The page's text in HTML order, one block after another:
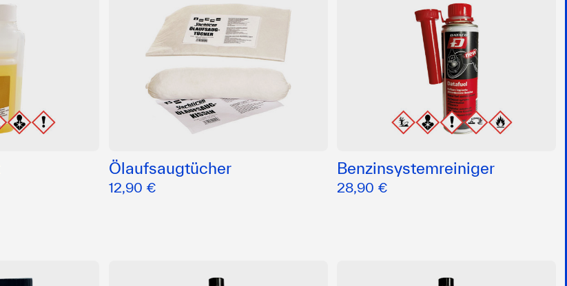
Ölaufsaugtücher
12,90 €
Benzinsystemreiniger
28,90 €